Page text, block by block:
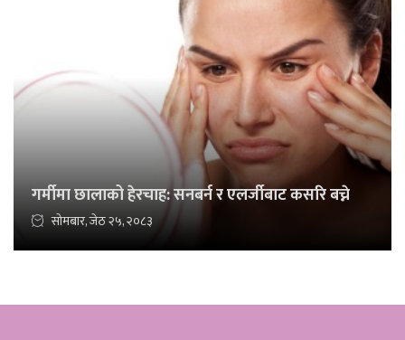
गर्मीमा छालाको हेरचाह: सनबर्न र एलर्जीबाट कसरि बच्ने
सोमबार, जेठ २५, २०८३